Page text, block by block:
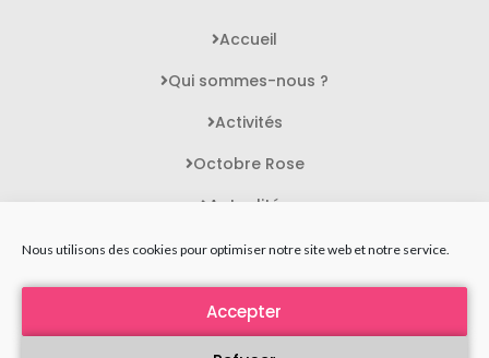
Nous utilisons des cookies pour optimiser notre site web et notre service.
Accepter
Accueil
Qui sommes-nous ?
Activités
Octobre Rose
Actualités
Contact
STATUTS DE L'ASSOCIATION